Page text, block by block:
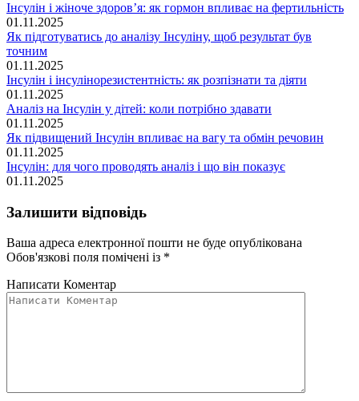
Інсулін і жіноче здоров’я: як гормон впливає на фертильність
01.11.2025
Як підготуватись до аналізу Інсуліну, щоб результат був
точним
01.11.2025
Інсулін і інсулінорезистентність: як розпізнати та діяти
01.11.2025
Аналіз на Інсулін у дітей: коли потрібно здавати
01.11.2025
Як підвищений Інсулін впливає на вагу та обмін речовин
01.11.2025
Інсулін: для чого проводять аналіз і що він показує
01.11.2025
Залишити відповідь
Ваша адреса електронної пошти не буде опублікована
Обов'язкові поля помічені із *
Написати Коментар